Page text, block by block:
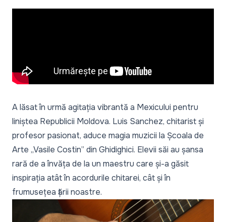
A lăsat în urmă agitația vibrantă a Mexicului pentru
liniștea Republicii Moldova. Luis Sanchez, chitarist și
profesor pasionat, aduce magia muzicii la Școala de
Arte „Vasile Costin” din Ghidighici. Elevii săi au șansa
rară de a învăța de la un maestru care și-a găsit
inspirația atât în acordurile chitarei, cât și în
frumusețea țării noastre.